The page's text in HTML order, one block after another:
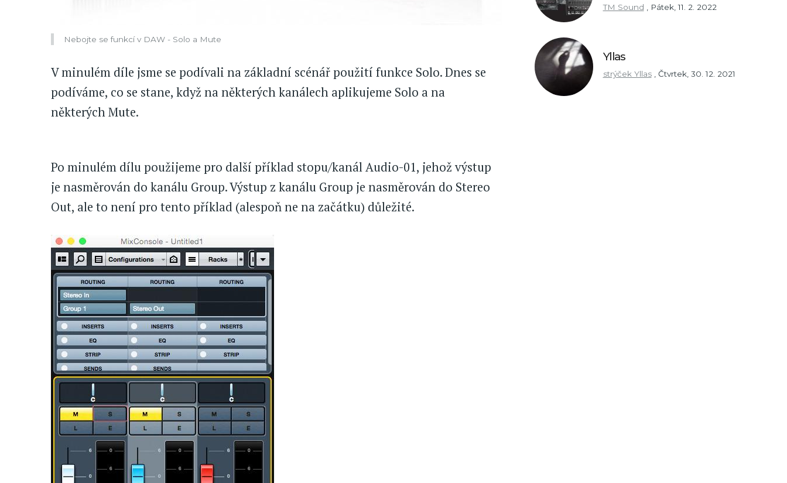
Nebojte se funkcí v DAW - Solo a Mute
V minulém díle jsme se podívali na základní scénář použití funkce Solo. Dnes se
podíváme, co se stane, když na některých kanálech aplikujeme Solo a na
některých Mute.
Po minulém dílu použijeme pro další příklad stopu/kanál Audio-01, jehož výstup
je nasměrován do kanálu Group. Výstup z kanálu Group je nasměrován do Stereo
Out, ale to není pro tento příklad (alespoň ne na začátku) důležité.
TM Sound , Pátek, 11. 2. 2022
Yllas
strýček Yllas Čtvrtek, 30. 12. 2021